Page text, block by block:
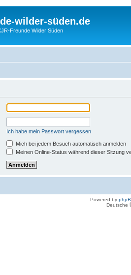
wilder-süden.de
Freunde Wilder Süden
Ich habe mein Passwort vergessen
Mich bei jedem Besuch automatisch anmelden
Meinen Online-Status während dieser Sitzung
Powered by
Deutsche